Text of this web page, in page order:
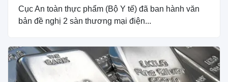
Cục An toàn thực phẩm (Bộ Y tế) đã ban hành văn
bản đề nghị 2 sàn thương mại điện...